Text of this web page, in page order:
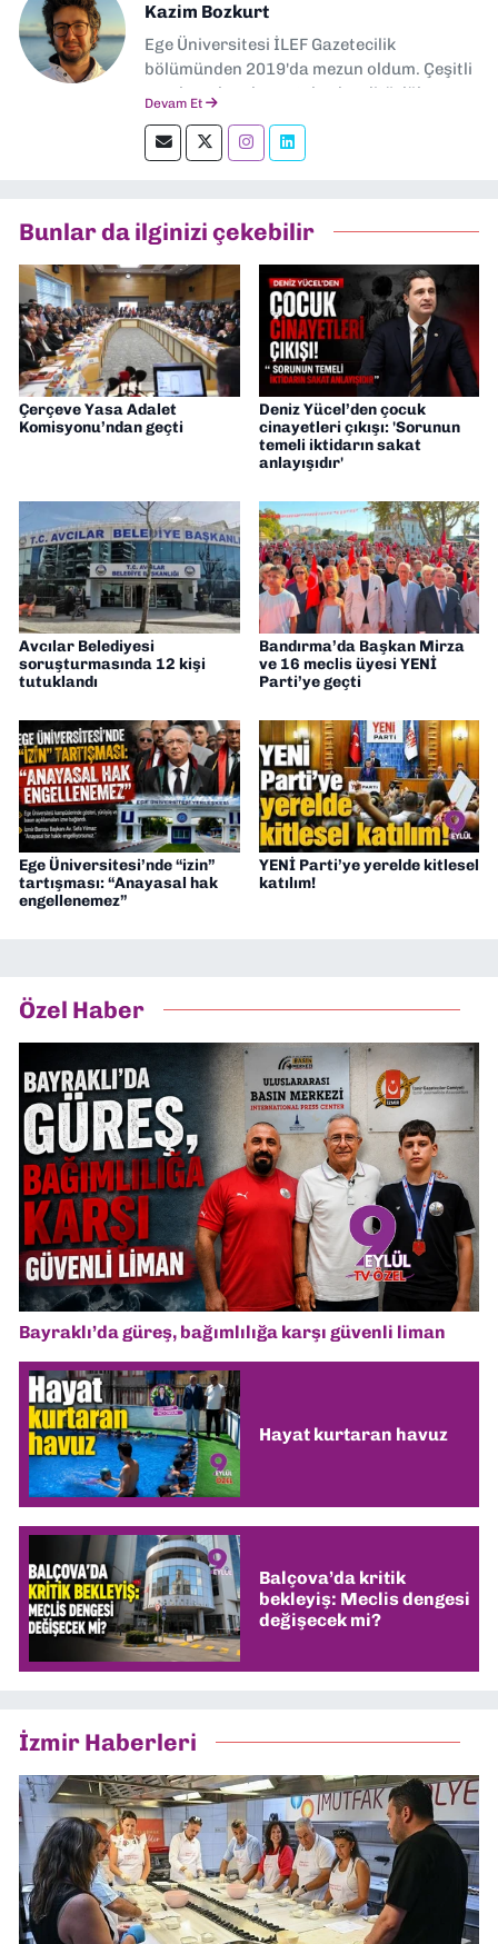
Kazim Bozkurt
Ege Üniversitesi İLEF Gazetecilik
bölümünden 2019'da mezun oldum. Çeşitli
yerel ve ulusal gazetelerde editörlük,
okumayı severim.
Devam Et
Bunlar da ilginizi çekebilir
Çerçeve Yasa Adalet
Komisyonu’ndan geçti
Deniz Yücel’den çocuk
cinayetleri çıkışı: 'Sorunun
temeli iktidarın sakat
anlayışıdır'
Avcılar Belediyesi
soruşturmasında 12 kişi
tutuklandı
Bandırma’da Başkan Mirza
ve 16 meclis üyesi YENİ
Parti’ye geçti
Ege Üniversitesi’nde “izin”
tartışması: “Anayasal hak
engellenemez”
YENİ Parti’ye yerelde kitlesel
katılım!
Özel Haber
Bayraklı’da güreş, bağımlılığa karşı güvenli liman
Hayat kurtaran havuz
Balçova’da kritik
bekleyiş: Meclis dengesi
değişecek mi?
İzmir Haberleri